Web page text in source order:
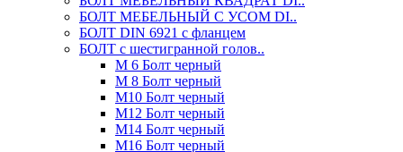
БОЛТ МЕБЕЛЬНЫЙ С УСОМ DI..
БОЛТ DIN 6921 c фланцем
БОЛТ с шестигранной голов..
М 6 Болт черный
М 8 Болт черный
М10 Болт черный
М12 Болт черный
М14 Болт черный
М16 Болт черный